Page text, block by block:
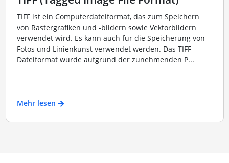
TIFF ist ein Computerdateiformat, das zum Speichern
von Rastergrafiken und -bildern sowie Vektorbildern
verwendet wird. Es kann auch für die Speicherung von
Fotos und Linienkunst verwendet werden. Das TIFF
Dateiformat wurde aufgrund der zunehmenden P...
Mehr lesen